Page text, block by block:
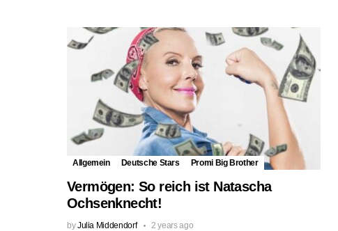
Allgemein Deutsche Stars Promi Big Brother
Vermögen: So reich ist Natascha
Ochsenknecht!
byJulia Middendorf 2 years ago